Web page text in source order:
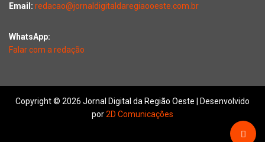
Email: redacao@jornaldigitaldaregiaooeste.com.br
WhatsApp:
Falar com a redação
Copyright © 2026 Jornal Digital da Região Oeste | Desenvolvido
por2D Comunicações